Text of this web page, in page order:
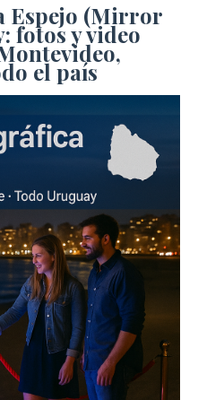
Espejo (Mirror
fotos y video
el país